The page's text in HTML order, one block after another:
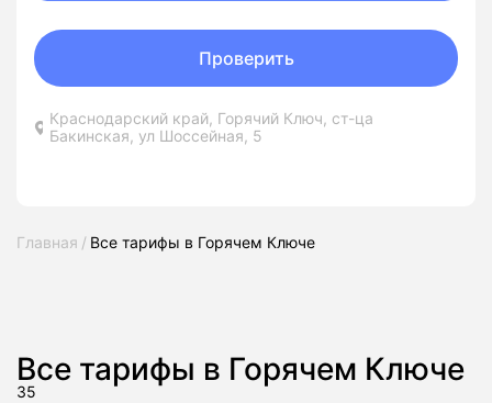
Краснодарский край, Горячий Ключ, ст-ца
Бакинская, ул Шоссейная, 5
Проверить
Главная Все тарифы в Горячем Ключе
Все тарифы в Горячем Ключе
35